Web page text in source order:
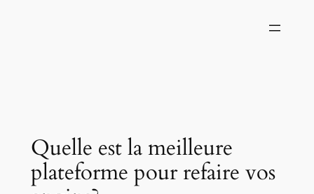
Quelle est la meilleure
plateforme pour refaire vos